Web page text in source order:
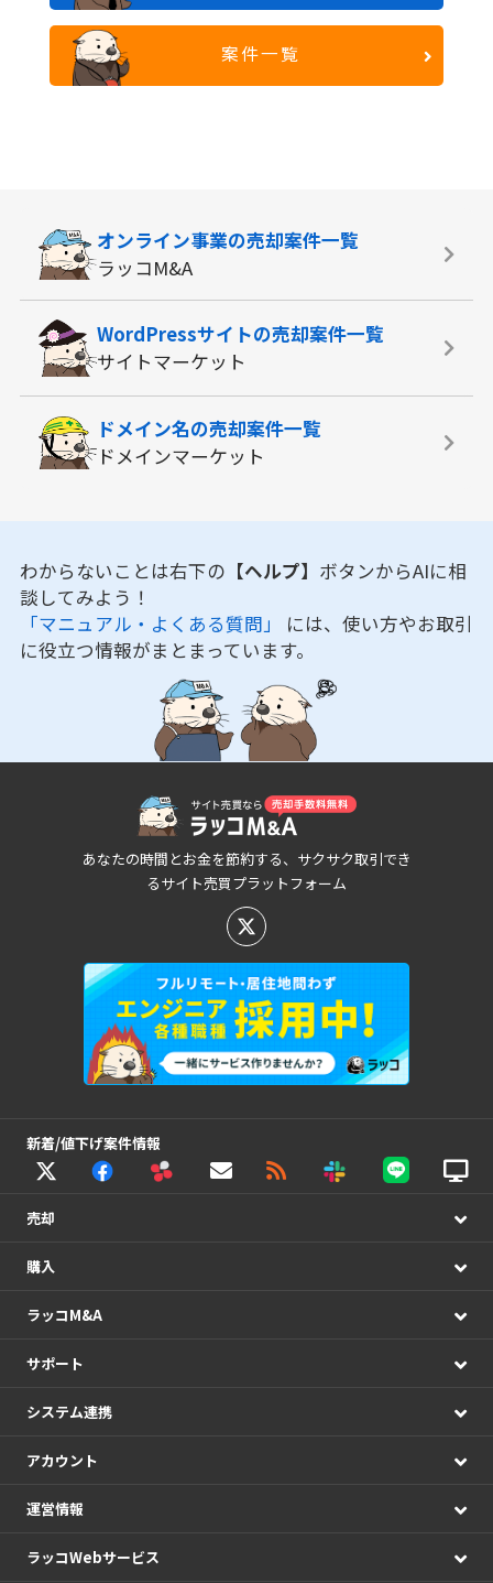
案件一覧
オンライン事業の売却案件一覧
ラッコM&A
WordPressサイトの売却案件一覧
サイトマーケット
ドメイン名の売却案件一覧
ドメインマーケット
わからないことは右下の 【ヘルプ】 ボタンからAIに相
談してみよう！
「マニュアル・よくある質問」 には、使い方やお取引
に役立つ情報がまとまっています。
あなたの時間とお金を節約する、サクサク取引でき
るサイト売買プラットフォーム
新着/値下げ案件情報
売却
購入
ラッコM&A
サポート
システム連携
アカウント
運営情報
ラッコWebサービス